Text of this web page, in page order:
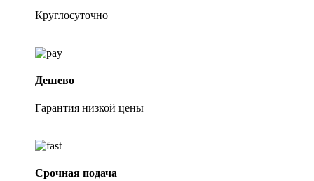
Круглосуточно
Дешево
Гарантия низкой цены
Срочная подача